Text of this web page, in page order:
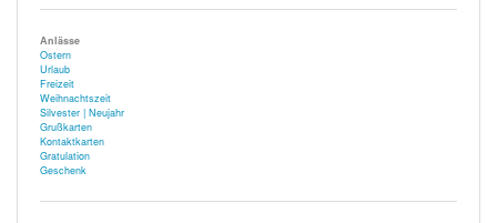
Anlässe
Ostern
Urlaub
Freizeit
Weihnachtszeit
Silvester | Neujahr
Grußkarten
Kontaktkarten
Gratulation
Geschenk